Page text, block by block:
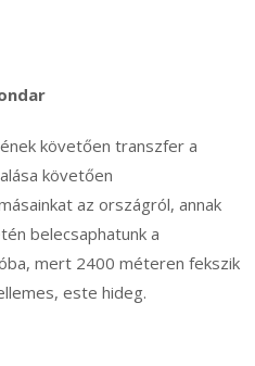
követően transzfer a
követően
az országról, annak
belecsaphatunk a
mert 2400 méteren fekszik
este hideg.